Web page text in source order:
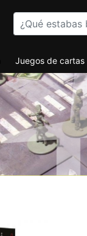
Juegos de cartas